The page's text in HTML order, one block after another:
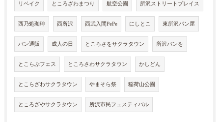
リベイク ところざわまつり 航空公園 所沢ストリートプレイス
西乃処珈琲 西所沢 西武入間PePe にしとこ 東所沢パン屋
パン通販 成人の日 ところさをサクラタウン 所沢パンを
とこらぶフェス ところさわサクラタウン かしどん
とこらざわサクラタウン やまそら祭 稲荷山公園
ところざやサクラタウン 所沢市民フェスティバル